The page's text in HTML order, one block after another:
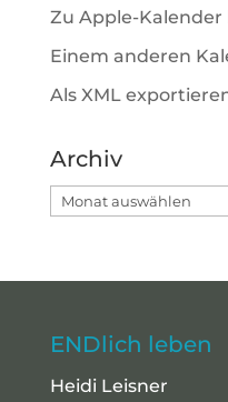
Zu Apple-
Einem anderen
Als XML
Archiv
Archiv
ENDlich leben
Heidi Leisner